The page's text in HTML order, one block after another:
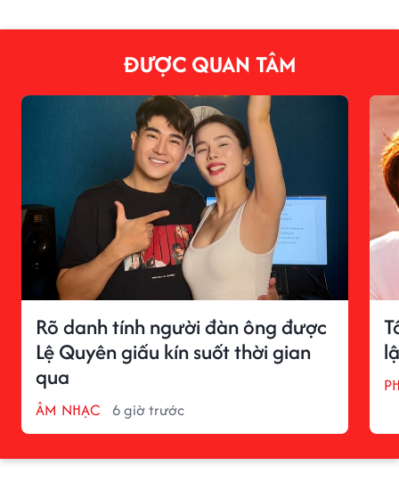
ĐƯỢC QUAN TÂM
Rõ danh tính người đàn ông được
Lệ Quyên giấu kín suốt thời gian
qua
ÂM NHẠC 6 giờ trước